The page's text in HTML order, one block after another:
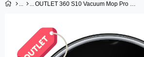
Facebook
OUTLET 360 S10 Vacuum Mop Pro Cleaner Akıllı Robot Süpürge